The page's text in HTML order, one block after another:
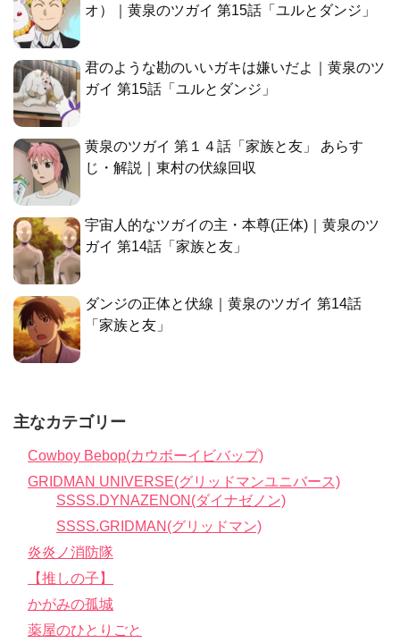
オ）｜黄泉のツガイ 第15話「ユルとダンジ」
君のような勘のいいガキは嫌いだよ｜黄泉のツ
ガイ 第15話「ユルとダンジ」
黄泉のツガイ 第１４話「家族と友」 あらす
じ・解説｜東村の伏線回収
宇宙人的なツガイの主・本尊(正体)｜黄泉のツ
ガイ 第14話「家族と友」
ダンジの正体と伏線｜黄泉のツガイ 第14話
「家族と友」
主なカテゴリー
Cowboy Bebop(カウボーイビバップ)
GRIDMAN UNIVERSE(グリッドマンユニバース)
SSSS.DYNAZENON(ダイナゼノン)
SSSS.GRIDMAN(グリッドマン)
炎炎ノ消防隊
【推しの子】
かがみの孤城
薬屋のひとりごと